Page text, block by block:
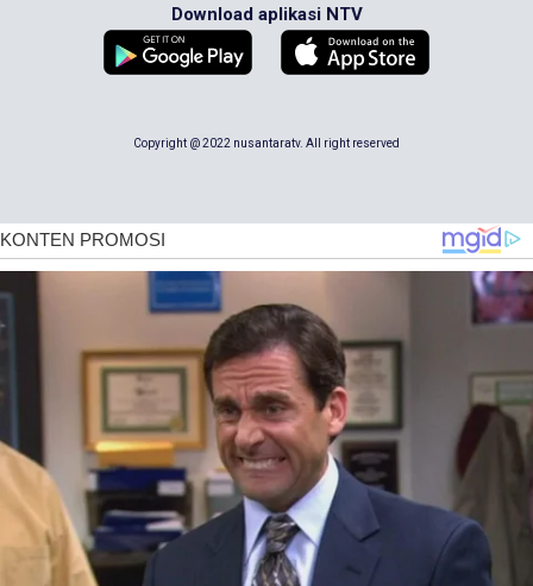
Download aplikasi NTV
Copyright @ 2022 nusantaratv. All right reserved